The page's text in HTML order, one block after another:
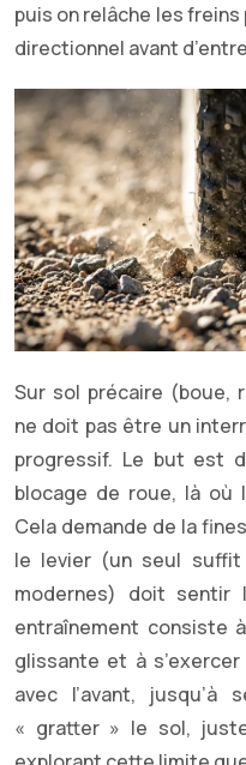
puis on relâche les
directionnel avant
Sur sol précaire (boue,
ne doit pas être un
progressif. Le but est
blocage de roue, là où
Cela demande de la
le levier (un seul suffit
modernes) doit sentir
entraînement consiste
glissante et à
avec l’avant, jusqu’à
« gratter » le sol,